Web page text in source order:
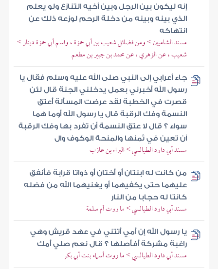
إنه ليكون بين الرجل وبين أخيه التنازع ولو يعلم
الذي بينه وبينه من دخلة الرحم لوزعه ذلك عن
انتهاكه
مسند الشاميين > ومن فضائل شعيب بن أبي حمزة ، واسم أبي حمزة دينار >
شعيب ، عن الزهري ، عن محمد بن جبير بن مطعم
جاء أعرابي إلى النبي صلى الله عليه وسلم فقال يا
رسول الله أخبرني بعمل يدخلني الجنة قال لئن
قصرت في الخطبة لقد عرضت المسألة أعتق
النسمة وفك الرقبة قال يا رسول الله أوما هما
سواء ؟ قال لا عتق النسمة أن تفرد بها وفك الرقبة
أن تعين في ثمنها والمنحة الوكوف وال
مسند أبي داود الطيالسي > البراء بن عازب
من كانت له ابنتان أو أختان أو ذواتا قرابة فأنفق
عليهما حتى يكفيهما أو يغنيهما الله من فضله
كانتا له حجابا من النار
مسند أبي داود الطيالسي > ما روت أم سلمة
يا رسول الله إن أمي أتتني في عهد قريش وهي
راغبة مشركة أفأصلها ؟ قال نعم صلي أمك
مسند أبي داود الطيالسي > ما روت أسماء بنت أبي بكر